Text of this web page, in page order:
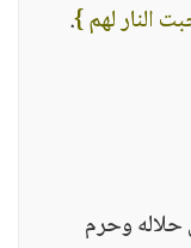
النار لهم }.
وحرم